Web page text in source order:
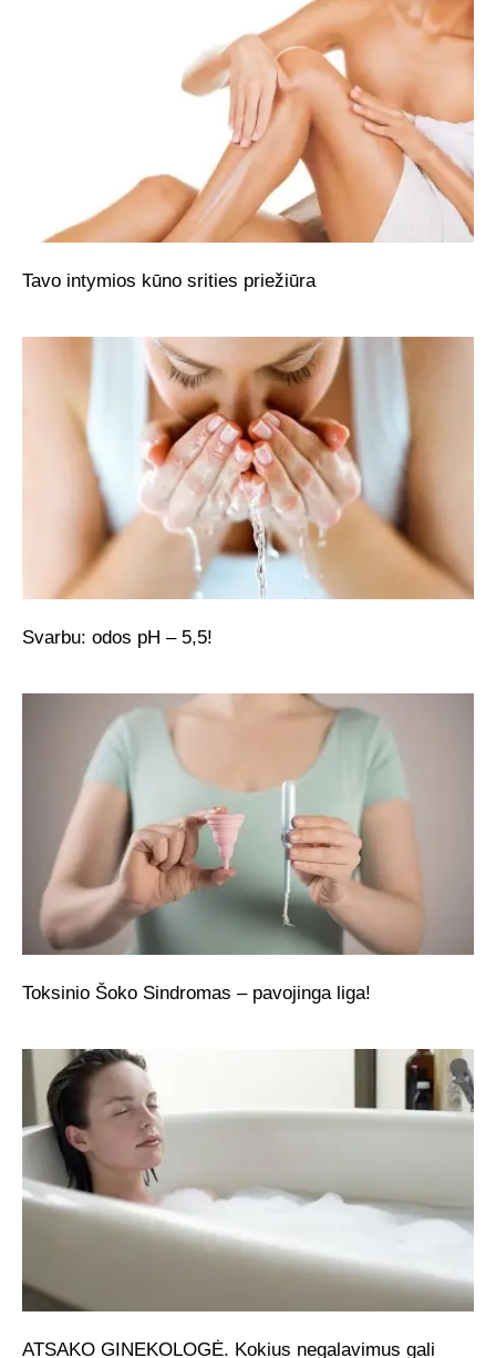
Tavo intymios kūno srities priežiūra
Svarbu: odos pH – 5,5!
Toksinio Šoko Sindromas – pavojinga liga!
ATSAKO GINEKOLOGĖ. Kokius negalavimus gali